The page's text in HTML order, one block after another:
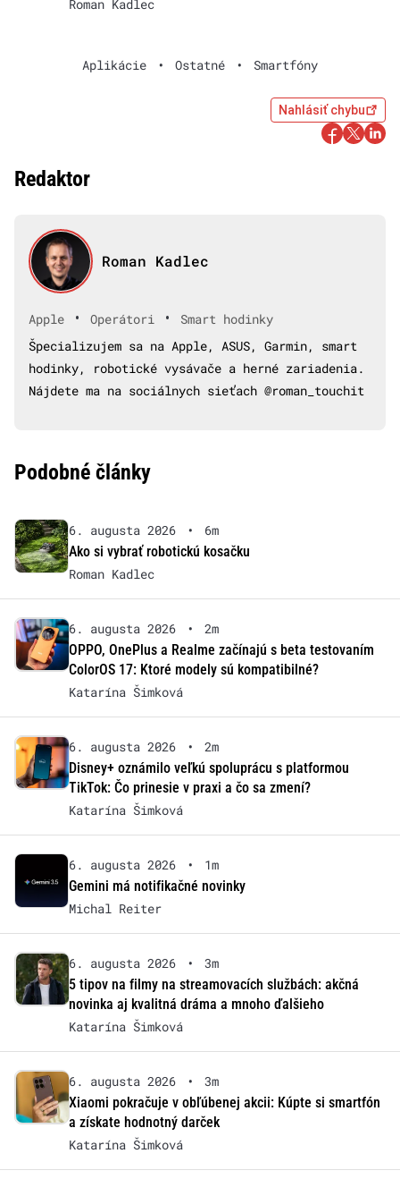
Roman Kadlec
Aplikácie • Ostatné • Smartfóny
Nahlásiť chybu
Redaktor
Roman Kadlec
Apple • Operátori •
Smart hodinky
Špecializujem sa na Apple, ASUS, Garmin, smart
hodinky, robotické vysávače a herné zariadenia.
Nájdete ma na sociálnych sieťach @roman_touchit
Podobné články
6. augusta 2026 •
6m
Ako si vybrať robotickú kosačku
Roman Kadlec
6. augusta 2026 •
2m
OPPO, OnePlus a Realme začínajú s beta testovaním
ColorOS 17: Ktoré modely sú kompatibilné?
Katarína Šimková
6. augusta 2026 •
2m
Disney+ oznámilo veľkú spoluprácu s platformou
TikTok: Čo prinesie v praxi a čo sa zmení?
Katarína Šimková
6. augusta 2026 •
1m
Gemini má notifikačné novinky
Michal Reiter
6. augusta 2026 •
3m
5 tipov na filmy na streamovacích službách: akčná
novinka aj kvalitná dráma a mnoho ďalšieho
Katarína Šimková
6. augusta 2026 •
3m
Xiaomi pokračuje v obľúbenej akcii: Kúpte si smartfón
a získate hodnotný darček
Katarína Šimková